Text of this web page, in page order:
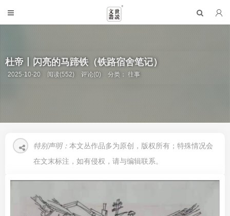
杜帝丨闪亮的马蹄铁（铁路宿舍笔记）
2025-10-20 阅读(552) 评论(0) 分类：往事
特别声明： 本文丛作品多为原创，版权所有；特殊情况会
在文末标注，如有侵权，请与编辑联系。